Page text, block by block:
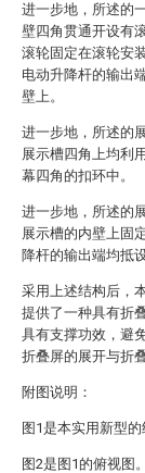
进一步地，所述的
壁四角贯通开设有
滚轮固定在滚轮安
电动升降杆的输出
壁上。
进一步地，所述的
展示槽四角上均利
幕四角的扣环中。
进一步地，所述的
展示槽的内壁上固
降杆的输出端均抵
采用上述结构后，
提供了一种具有折
具有支撑功效，避
折叠屏的展开与折
附图说明：
图1是本实用新型的
图2是图1的俯视图。